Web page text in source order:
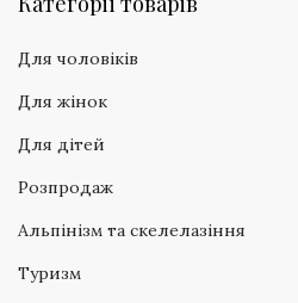
Для чоловіків
Для жінок
Для дітей
Розпродаж
Альпінізм та скелелазіння
Туризм